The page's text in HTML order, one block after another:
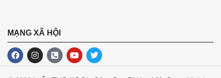
MẠNG XÃ HỘI